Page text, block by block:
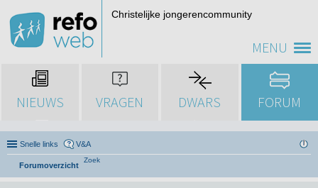
MENU
Christelijke jongerencommunity
NIEUWS VRAGEN DWARS FORUM
Snelle links V&A
Forumoverzicht
Zoek